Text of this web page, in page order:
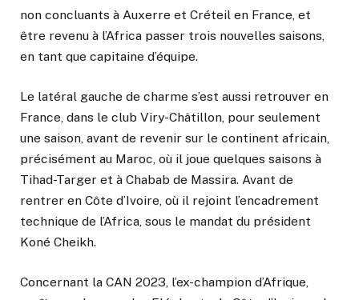
non concluants à Auxerre et Créteil en France, et
être revenu à l’Africa passer trois nouvelles saisons,
en tant que capitaine d’équipe.
Le latéral gauche de charme s’est aussi retrouver en
France, dans le club Viry-Châtillon, pour seulement
une saison, avant de revenir sur le continent africain,
précisément au Maroc, où il joue quelques saisons à
Tihad-Targer et à Chabab de Massira. Avant de
rentrer en Côte d’Ivoire, où il rejoint l’encadrement
technique de l’Africa, sous le mandat du président
Koné Cheikh.
Concernant la CAN 2023, l’ex-champion d’Afrique,